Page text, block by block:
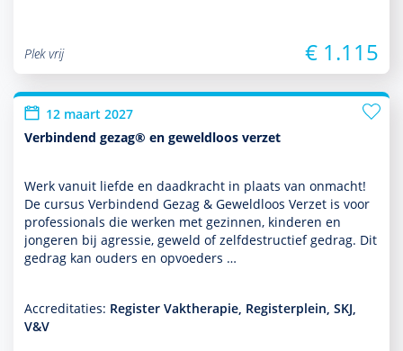
Plek vrij € 1.115
12 maart 2027
Verbindend gezag® en geweldloos verzet
Werk vanuit liefde en daadkracht in plaats van onmacht!
De cursus Verbindend Gezag & Geweldloos Verzet is voor
professionals die werken met gezin­nen, kin­de­ren en
jongeren bij agressie, geweld of zelfdestructief gedrag. Dit
gedrag kan ouders en opvoeders …
Accreditaties: Register Vaktherapie, Registerplein, SKJ,
V&V